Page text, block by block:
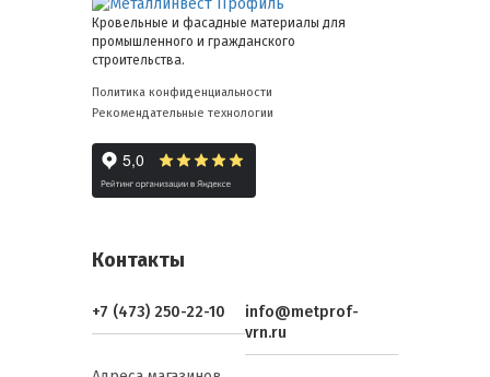
Кровельные и фасадные материалы для
промышленного и гражданского
строительства.
Политика конфиденциальности
Рекомендательные технологии
Контакты
+7 (473) 250-22-10
info@metprof-
vrn.ru